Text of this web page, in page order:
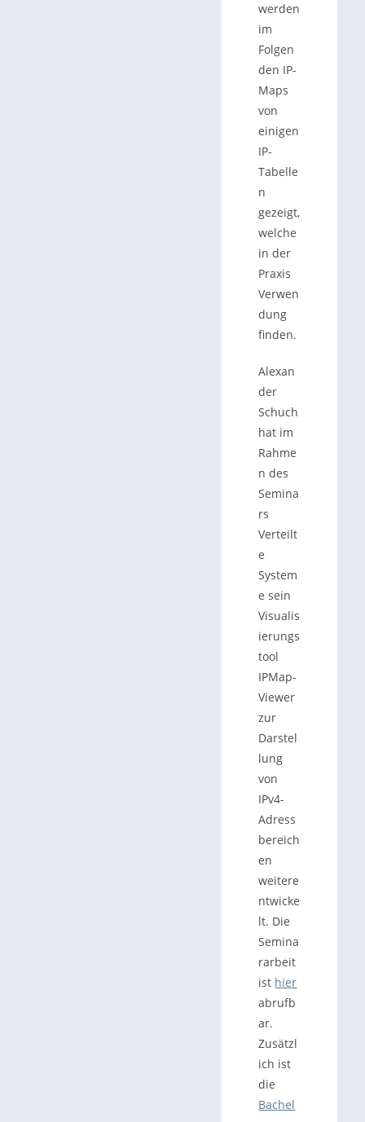
werden
im
Folgen
den IP-
Maps
von
einigen
IP-
Tabelle
n
gezeigt,
welche
in der
Praxis
Verwen
dung
finden.
Alexan
der
Schuch
hat im
Rahme
n des
Semina
rs
Verteilt
e
System
e sein
Visualis
ierungs
tool
IPMap-
Viewer
zur
Darstel
lung
von
IPv4-
Adress
bereich
en
weitere
ntwicke
lt. Die
Semina
rarbeit
ist hier
abrufb
ar.
Zusätzl
ich ist
die
Bachel